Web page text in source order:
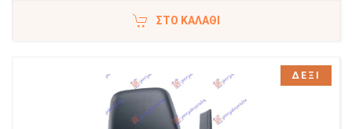
ΣΤΟ ΚΑΛΆΘΙ
ΔΕΞΙ